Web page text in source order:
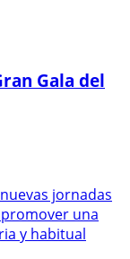
Gala del